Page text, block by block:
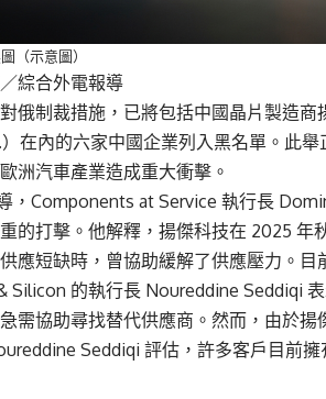
（示意圖）
／綜合外電報導
俄制裁措施，已將包括中國晶片製造商
在內的六家中國企業列入黑名單。此
洲汽車產業造成重大衝擊。
，Components at Service 執行長
的打擊。他解釋，揚傑科技在 2025 年
應短缺時，曾協助緩解了供應壓力。目
Silicon 的執行長 Noureddine Seddiqi
需協助尋找替代供應商。然而，由於
Seddiqi 評估，許多客戶目前